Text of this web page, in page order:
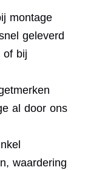
montage
geleverd
of bij
al door ons
waardering